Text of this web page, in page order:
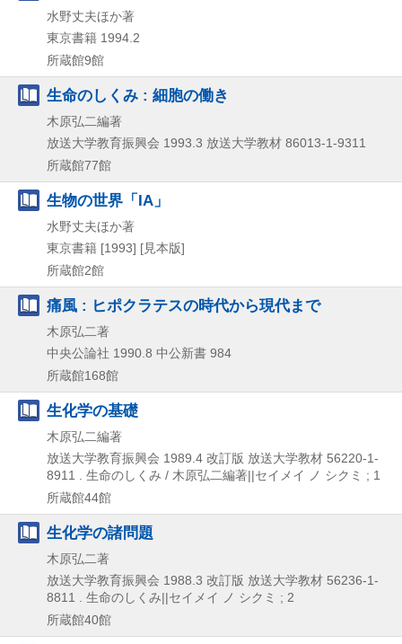
水野丈夫ほか著
東京書籍 1994.2
所蔵館9館
生命のしくみ : 細胞の働き
木原弘二編著
放送大学教育振興会 1993.3 放送大学教材 86013-1-9311
所蔵館77館
生物の世界「IA」
水野丈夫ほか著
東京書籍 [1993] [見本版]
所蔵館2館
痛風 : ヒポクラテスの時代から現代まで
木原弘二著
中央公論社 1990.8 中公新書 984
所蔵館168館
生化学の基礎
木原弘二編著
放送大学教育振興会 1989.4 改訂版 放送大学教材 56220-1-
8911 . 生命のしくみ / 木原弘二編著||セイメイ ノ シクミ ; 1
所蔵館44館
生化学の諸問題
木原弘二著
放送大学教育振興会 1988.3 改訂版 放送大学教材 56236-1-
8811 . 生命のしくみ||セイメイ ノ シクミ ; 2
所蔵館40館